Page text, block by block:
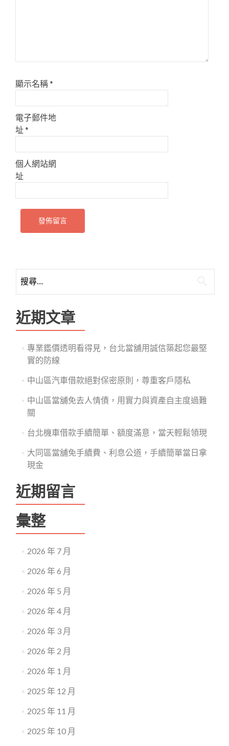
顯示名稱*
電子郵件地
址*
個人網站網
址
尋
鍵
字:
近期文章
專業鑑價透明看得見，台北當舖用誠信築起您最堅
實的防線
中山區汽車借款絕對保密原則，尊重客戶隱私
中山區當舖免去人情債，用實力與資產自主度過難
關
台北機車借款手續簡單、額度滿意，當天輕鬆領現
大同區當舖免手續費、利息公道，手續簡單當日拿
現金
近期留言
彙整
2026 年 7 月
2026 年 6 月
2026 年 5 月
2026 年 4 月
2026 年 3 月
2026 年 2 月
2026 年 1 月
2025 年 12 月
2025 年 11 月
2025 年 10 月